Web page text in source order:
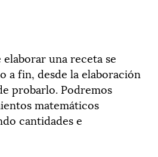
una receta se
a fin, desde la elaboración
probarlo. Podremos
matemáticos
cantidades e